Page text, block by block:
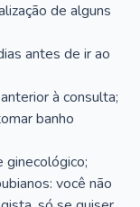
de alguns
antes de ir ao
à consulta;
banho
ginecológico;
você não